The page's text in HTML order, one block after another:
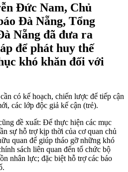
Đức Nam, Chủ
Đà Nẵng, Tổng
Nẵng đã đưa ra
để phát huy thế
khó khăn đối với
có kế hoạch, chiến lược để tiếp cận
các lớp độc giả kế cận (trẻ).
đề xuất: Để thực hiện các mục
sự hỗ trợ kịp thời của cơ quan chủ
quan để giúp tháo gỡ những khó
sách liên quan đến tổ chức bộ
nhân lực; đặc biệt hỗ trợ các báo